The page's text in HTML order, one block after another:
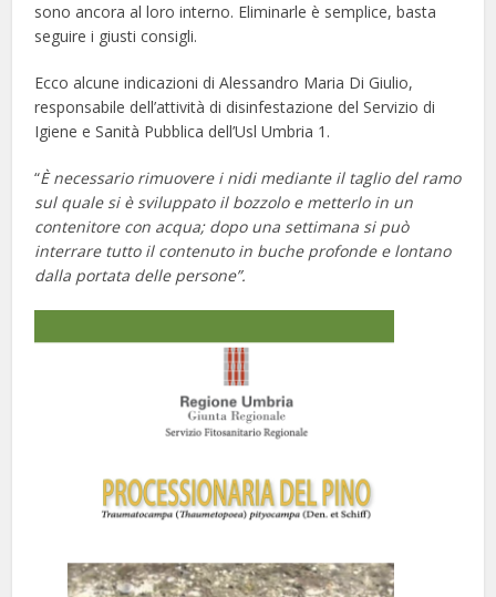
sono ancora al loro interno. Eliminarle è semplice, basta
seguire i giusti consigli.
Ecco alcune indicazioni di Alessandro Maria Di Giulio,
responsabile dell’attività di disinfestazione del Servizio di
Igiene e Sanità Pubblica dell’Usl Umbria 1.
“È necessario rimuovere i nidi mediante il taglio del ramo
sul quale si è sviluppato il bozzolo e metterlo in un
contenitore con acqua; dopo una settimana si può
interrare tutto il contenuto in buche profonde e lontano
dalla portata delle persone”.